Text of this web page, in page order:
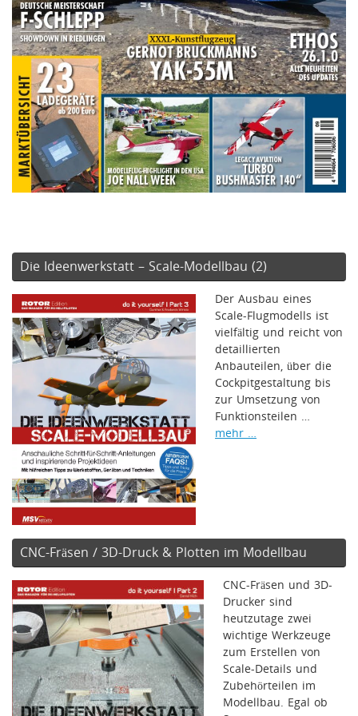
Die Ideenwerkstatt – Scale-Modellbau (2)
Der Ausbau eines
Scale-Flugmodells ist
vielfältig und reicht von
detaillierten
Anbauteilen, über die
Cockpitgestaltung bis
zur Umsetzung von
Funktionsteilen …
mehr …
CNC-Fräsen / 3D-Druck & Plotten im Modellbau
CNC-Fräsen und 3D-
Drucker sind
heutzutage zwei
wichtige Werkzeuge
zum Erstellen von
Scale-Details und
Zubehörteilen im
Modellbau. Egal ob